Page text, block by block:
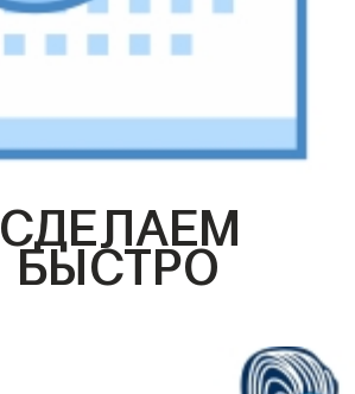
СДЕЛАЕМ
БЫСТРО